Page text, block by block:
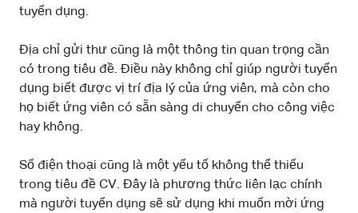
tuyển dụng.
Địa chỉ gửi thư cũng là một thông tin quan trọng cần
có trong tiêu đề. Điều này không chỉ giúp người tuyển
dụng biết được vị trí địa lý của ứng viên, mà còn cho
họ biết ứng viên có sẵn sàng di chuyển cho công việc
hay không.
Số điện thoại cũng là một yếu tố không thể thiếu
trong tiêu đề CV. Đây là phương thức liên lạc chính
mà người tuyển dụng sẽ sử dụng khi muốn mời ứng